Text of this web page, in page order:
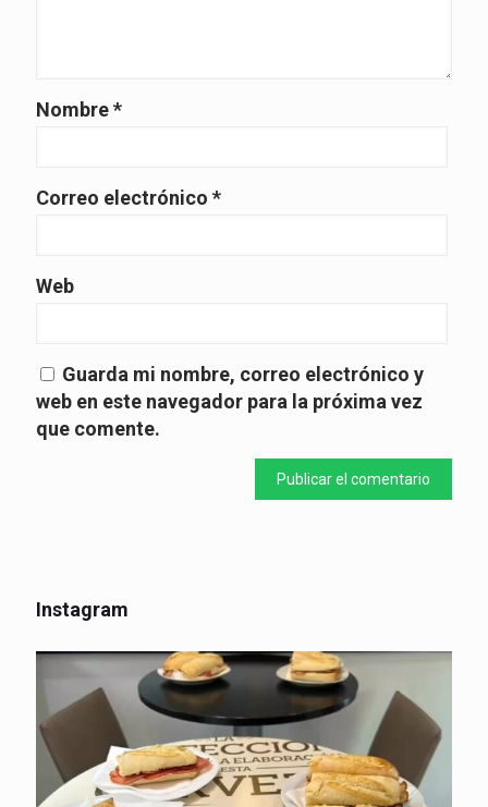
Nombre*
Correo electrónico *
Web
Guarda mi nombre, correo electrónico y
web en este navegador para la próxima vez
que comente.
Instagram